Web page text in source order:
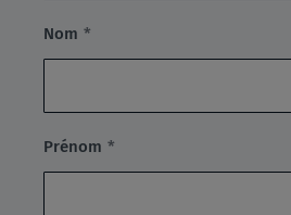
Nom (Champ
Requis)
Prénom (Champ
Requis)